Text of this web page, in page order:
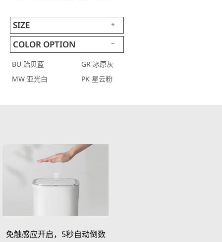
SIZE
COLOR OPTION
BU 贻贝蓝
GR 冰原灰
MW 亚光白
PK 星云粉
免触感应开启，5秒自动倒数